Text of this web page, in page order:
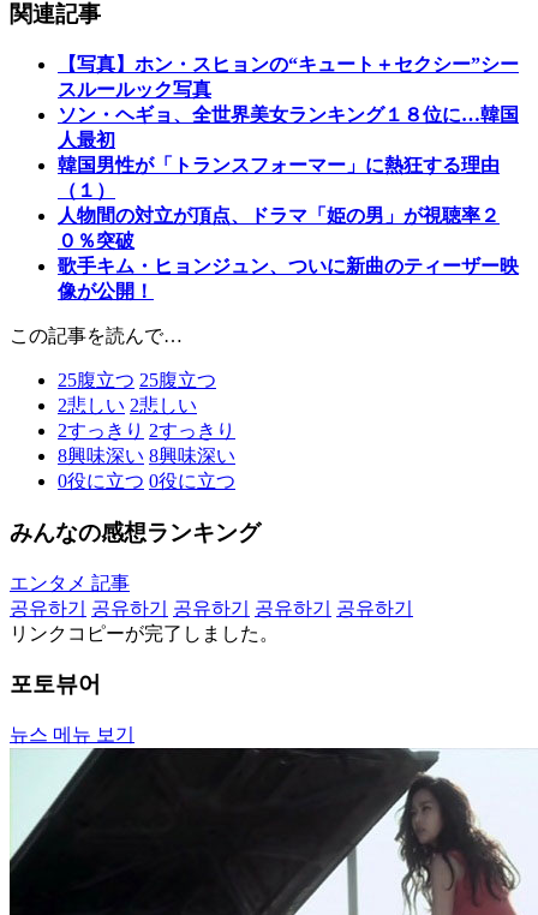
関連記事
【写真】ホン・スヒョンの“キュート＋セクシー”シー
スルールック写真
ソン・ヘギョ、全世界美女ランキング１８位に…韓国
人最初
韓国男性が「トランスフォーマー」に熱狂する理由
（１）
人物間の対立が頂点、ドラマ「姫の男」が視聴率２
０％突破
歌手キム・ヒョンジュン、ついに新曲のティーザー映
像が公開！
この記事を読んで…
25腹立つ 25腹立つ
2悲しい 2悲しい
2すっきり 2すっきり
8興味深い 8興味深い
0役に立つ 0役に立つ
みんなの感想ランキング
エンタメ 記事
공유하기
공유하기 공유하기 공유하기
공유하기
リンクコピーが完了しました。
포토뷰어
뉴스 메뉴 보기